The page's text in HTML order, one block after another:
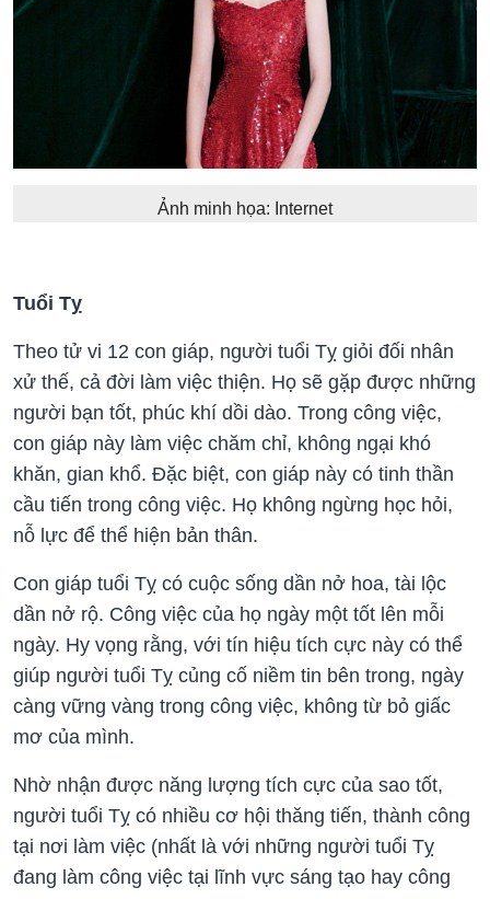
Ảnh minh họa: Internet
Tuổi Tỵ
Theo tử vi 12 con giáp, người tuổi Tỵ giỏi đối nhân
xử thế, cả đời làm việc thiện. Họ sẽ gặp được những
người bạn tốt, phúc khí dồi dào. Trong công việc,
con giáp này làm việc chăm chỉ, không ngại khó
khăn, gian khổ. Đặc biệt, con giáp này có tinh thần
cầu tiến trong công việc. Họ không ngừng học hỏi,
nỗ lực để thể hiện bản thân.
Con giáp tuổi Tỵ có cuộc sống dần nở hoa, tài lộc
dần nở rộ. Công việc của họ ngày một tốt lên mỗi
ngày. Hy vọng rằng, với tín hiệu tích cực này có thể
giúp người tuổi Tỵ củng cố niềm tin bên trong, ngày
càng vững vàng trong công việc, không từ bỏ giấc
mơ của mình.
Nhờ nhận được năng lượng tích cực của sao tốt,
người tuổi Tỵ có nhiều cơ hội thăng tiến, thành công
tại nơi làm việc (nhất là với những người tuổi Tỵ
đang làm công việc tại lĩnh vực sáng tạo hay công